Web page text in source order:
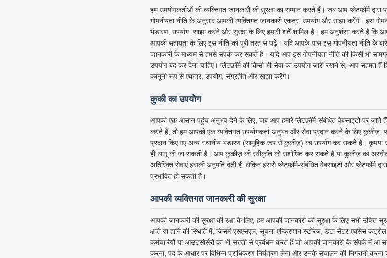
हम उपयोगकर्ताओं की व्यक्तिगत जानकारी की सुरक्षा का सम्मान करते हैं। जब आप प्लेटफ़ॉर्म
गोपनीयता नीति के अनुसार आपकी व्यक्तिगत जानकारी एकत्र, उपयोग और साझा करेंगे। इस
भंडारण, उपयोग, साझा करने और सुरक्षा के लिए हमारी शर्तें शामिल हैं। हम अनुशंसा करते हैं कि
आपकी सहायता के लिए इस नीति को पूरी तरह से पढ़ें। यदि आपके पास इस गोपनीयता नीति के
जानकारी के माध्यम से हमसे संपर्क कर सकते हैं। यदि आप इस गोपनीयता नीति की किसी भी
उपयोग बंद कर देना चाहिए। प्लेटफ़ॉर्म की किसी भी सेवा का उपयोग जारी रखने से, आप सहमत हैं
कानूनी रूप से एकत्र, उपयोग, संग्रहीत और साझा करेंगे।
कुकी का उपयोग
आपको एक आसान पहुंच अनुभव देने के लिए, जब आप हमारे प्लेटफ़ॉर्म-संबंधित वेबसाइटों पर जाते हैं
करते हैं, तो हम आपको एक व्यक्तिगत उपयोगकर्ता अनुभव और सेवा प्रदान करने के लिए कुकीज़,
प्रदान किए गए अन्य स्थानीय भंडारण (सामूहिक रूप से कुकीज़) का उपयोग कर सकते हैं।
ही लागू की जा सकती हैं। आप कुकीज़ की स्वीकृति को संशोधित कर सकते हैं या कुकीज़ को
अतिरिक्त सेवाएं इसकी अनुमति देती हैं, लेकिन इससे प्लेटफ़ॉर्म-संबंधित वेबसाइटों और प्लेटफ़ॉर्म
प्रभावित हो सकती है।
आपकी व्यक्तिगत जानकारी की सुरक्षा
आपकी जानकारी की सुरक्षा की रक्षा के लिए, हम आपकी जानकारी की सुरक्षा के लिए सभी उचित
क्षति या हानि की स्थिति में, जिसमें एसएसएल, सूचना एन्क्रिप्शन स्टोरेज, डेटा सेंटर एक्सेस
कर्मचारियों या आउटसोर्सरों का भी सख्ती से प्रबंधन करते हैं जो आपकी जानकारी के संपर्क में आ
करना, पद के आधार पर विभिन्न प्राधिकरण नियंत्रण लेना और उनके संचालन की निगरानी करना